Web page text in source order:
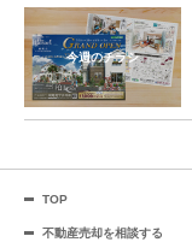
今週のチラシ
TOP
不動産売却を相談する